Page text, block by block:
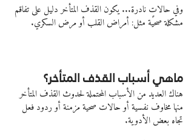
وفي حالاتٍ نادرة... يكون القذف المتأخر دليل على تفاقم
مشكلة صحية مثل: أمراض القلب أو مرض السكري.
ماهي أسباب القذف المتأخر؟
هناك العديد من الأسباب المحتملة لحدوث القذف المتأخر
منها مخاوف نفسية أو حالات صحية مزمنة أو ردود فعل
تجاه بعض الأدوية.